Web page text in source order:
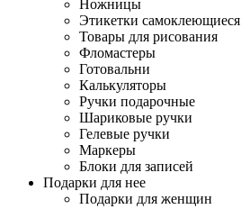
Ножницы
Этикетки самоклеющиеся
Товары для рисования
Фломастеры
Готовальни
Калькуляторы
Ручки подарочные
Шариковые ручки
Гелевые ручки
Маркеры
Блоки для записей
Подарки для нее
Подарки для женщин